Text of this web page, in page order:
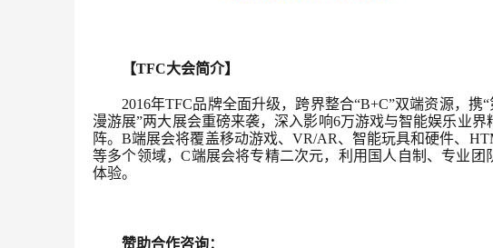
【TFC大会简介】
2016年TFC品牌全面升级，跨界整合“B+C”双端资源，
漫游展”两大展会重磅来袭，深入影响6万游戏与智能娱乐业
阵。B端展会将覆盖移动游戏、VR/AR、智能玩具和硬件、
等多个领域，C端展会将专精二次元，利用国人自制、专业
体验。
赞助合作咨询：